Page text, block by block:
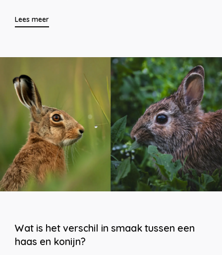
Lees meer
Wat is het verschil in smaak tussen een
haas en konijn?